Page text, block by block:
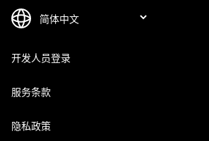
开发人员登录
服务条款
隐私政策